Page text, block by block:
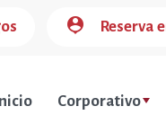
person_pin Reserva
Corporativo